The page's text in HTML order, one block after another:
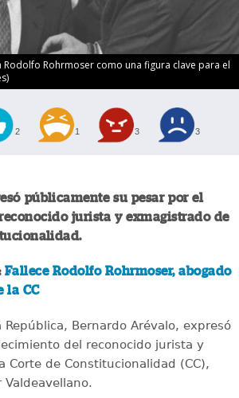
Rohrmoser como una figura clave para el
2 1 3 3
públicamente su pesar por el
jurista y exmagistrado de
Fallece Rodolfo Rohrmoser, abogado
la CC
Bernardo Arévalo, expresó
del reconocido jurista y
Corte de Constitucionalidad (CC),
Valdeavellano.